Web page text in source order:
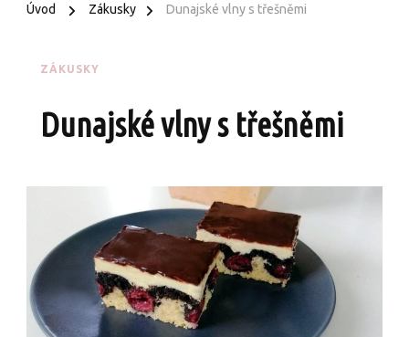
Úvod Zákusky Dunajské vlny s třešněmi
ZÁKUSKY
Dunajské vlny s třešněmi